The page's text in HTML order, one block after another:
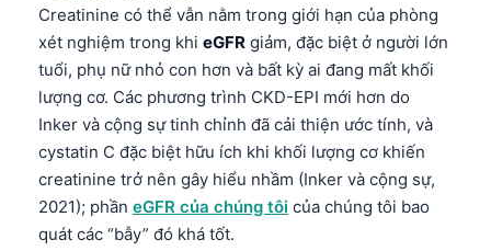
Creatinine có thể vẫn nằm trong giới hạn của phòng
xét nghiệm trong khi eGFR giảm, đặc biệt ở người lớn
tuổi, phụ nữ nhỏ con hơn và bất kỳ ai đang mất khối
lượng cơ. Các phương trình CKD-EPI mới hơn do
Inker và cộng sự tinh chỉnh đã cải thiện ước tính, và
cystatin C đặc biệt hữu ích khi khối lượng cơ khiến
creatinine trở nên gây hiểu nhầm (Inker và cộng sự,
2021); phần eGFR của chúng tôi của chúng tôi bao
quát các “bẫy” đó khá tốt.
Gàidhlig
Occitan
العربية المغربية
Afrikaans
Монгол
ພາສາລາວ
Basa Jawa